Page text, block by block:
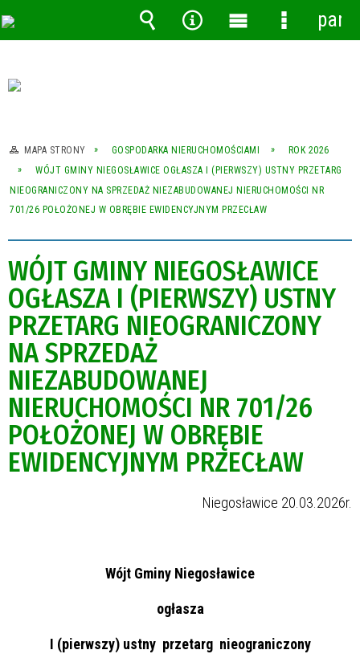
MAPA STRONY GOSPODARKA NIERUCHOMOŚCIAMI
ROK 2026
WÓJT GMINY NIEGOSŁAWICE OGŁASZA I (PIERWSZY) USTNY PRZETARG
NIEOGRANICZONY NA SPRZEDAŻ NIEZABUDOWANEJ NIERUCHOMOŚCI NR
701/26 POŁOŻONEJ W OBRĘBIE EWIDENCYJNYM PRZECŁAW
WÓJT GMINY NIEGOSŁAWICE
OGŁASZA I (PIERWSZY) USTNY
PRZETARG NIEOGRANICZONY
NA SPRZEDAŻ
NIEZABUDOWANEJ
NIERUCHOMOŚCI NR 701/26
POŁOŻONEJ W OBRĘBIE
EWIDENCYJNYM PRZECŁAW
Niegosławice 20.03.2026r.
Wójt Gminy Niegosławice
ogłasza
I (pierwszy) ustny przetarg nieograniczony
Wyszukiwarka
Narzędzia
MenuMenu